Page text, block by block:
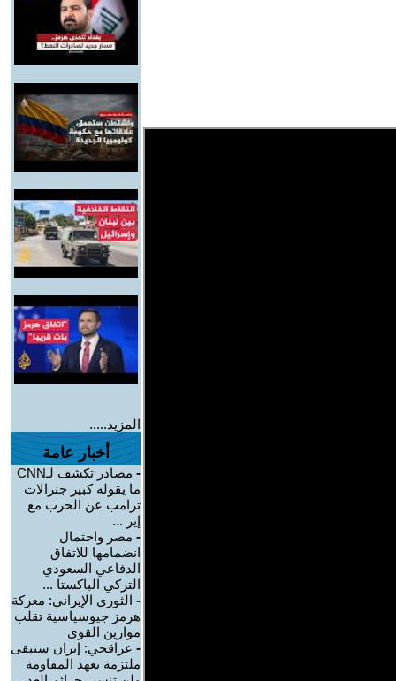
المزيد.....
أخبار عامة
-
مصادر تكشف لـCNN
ما يقوله كبير جنرالات
ترامب عن الحرب مع
إير ...
- مصر واحتمال
انضمامها للاتفاق
الدفاعي السعودي
التركي الباكستا ...
- الثوري الإيراني: معركة
هرمز جيوسياسية تقلب
موازين القوى
- عراقجي: إيران ستبقى
ملتزمة بعهد المقاومة